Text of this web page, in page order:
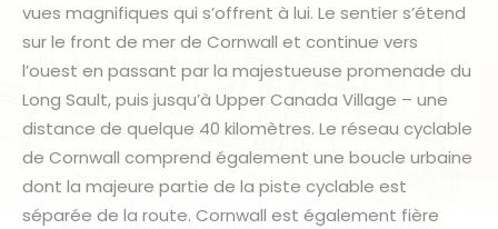
vues magnifiques qui s’offrent à lui. Le sentier s’étend
sur le front de mer de Cornwall et continue vers
l’ouest en passant par la majestueuse promenade du
Long Sault, puis jusqu’à Upper Canada Village – une
distance de quelque 40 kilomètres. Le réseau cyclable
de Cornwall comprend également une boucle urbaine
dont la majeure partie de la piste cyclable est
séparée de la route. Cornwall est également fière